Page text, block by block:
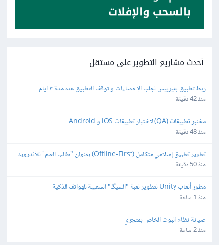
أحدث مشاريع التطوير على مستقل
ربط تطبيق بفيربيس لجلب الإحصاءات و توقف التطبيق عند مدة ٣ ايام
منذ 42 دقيقة
مختبر تطبيقات (QA) لاختبار تطبيقات iOS و Android
منذ 48 دقيقة
و iOS
منذ 50 دقيقة
مطور ألعاب Unity لتطوير لعبة "السيگ" الشعبية للهواتف الذكية
منذ 1 ساعة
صيانة نظام البوت الخاص بمتجري
منذ 2 ساعة